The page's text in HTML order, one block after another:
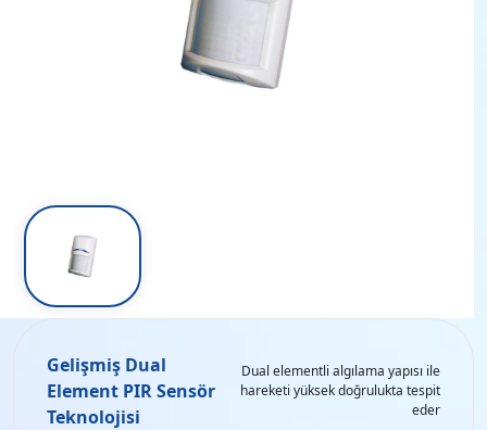
Gelişmiş Dual
Element PIR Sensör
Teknolojisi
Dual elementli algılama yapısı ile
hareketi yüksek doğrulukta tespit
eder